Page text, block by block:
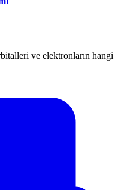
ve elektronların hangi